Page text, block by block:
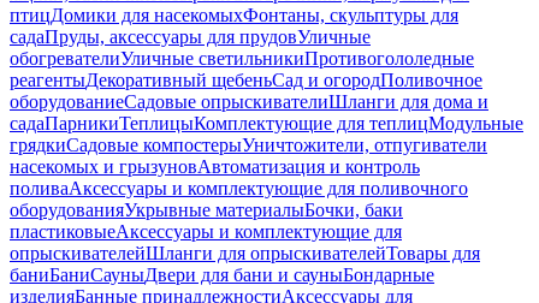
птицДомики для насекомыхФонтаны, скульптуры для
садаПруды, аксессуары для прудовУличные
обогревателиУличные светильникиПротивогололедные
реагентыДекоративный щебеньСад и огородПоливочное
оборудованиеСадовые опрыскивателиШланги для дома и
садаПарникиТеплицыКомплектующие для теплицМодульные
грядкиСадовые компостерыУничтожители, отпугиватели
насекомых и грызуновАвтоматизация и контроль
поливаАксессуары и комплектующие для поливочного
оборудованияУкрывные материалыБочки, баки
пластиковыеАксессуары и комплектующие для
опрыскивателейШланги для опрыскивателейТовары для
баниБаниСауныДвери для бани и сауныБондарные
изделияБанные принадлежностиАксессуары для